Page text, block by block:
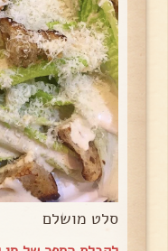
סלט מושלם